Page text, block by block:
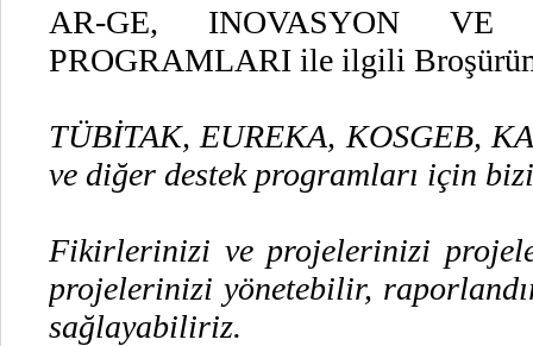
AR-GE, INOVASYON VE
PROGRAMLARI ile ilgili
TÜBİTAK, EUREKA, KOSGEB,
ve diğer destek programları için
Fikirlerinizi ve projelerinizi
projelerinizi yönetebilir,
sağlayabiliriz.